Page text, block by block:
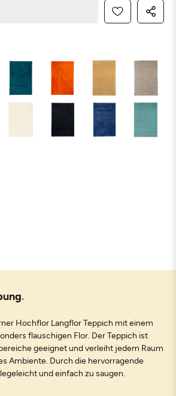
Hochflor Langflor Teppich mit einem
flauschigen Flor. Der Teppich ist
geeignet und verleiht jedem Raum
Ambiente. Durch die hervorragende
und einfach zu saugen.